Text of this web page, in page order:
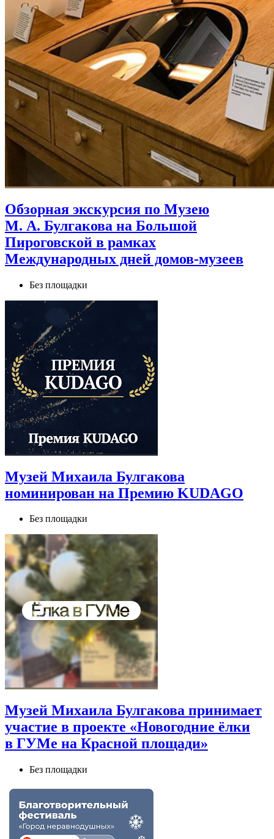
Обзорная экскурсия по Музею
М. А. Булгакова на Большой
Пироговской в рамках
Международных дней домов‑музеев
Без площадки
Музей Михаила Булгакова
номинирован на Премию KUDAGO
Без площадки
Музей Михаила Булгакова принимает
участие в проекте «Новогодние ёлки
в ГУМе на Красной площади»
Без площадки